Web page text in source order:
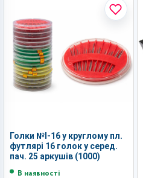
Голки №І-16 у круглому пл.
футлярі 16 голок у серед.
пач. 25 аркушів (1000)
В наявності